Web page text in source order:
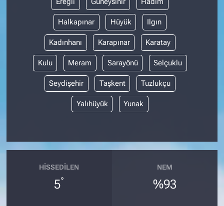
Halkapınar Hüyük Ilgın
Kadınhanı Karapınar Karatay
Kulu Meram Sarayönü Selçuklu
Seydişehir Taşkent Tuzlukçu
Yalıhüyük Yunak
HISSEDILEN
5°
NEM
%93